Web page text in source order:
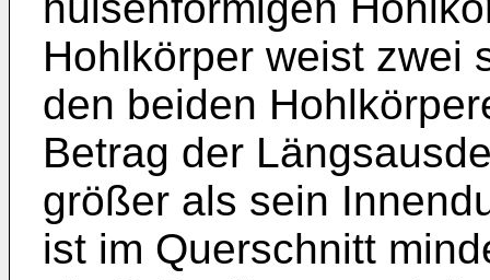
Hohlkörper weist zwei
den beiden
Betrag der
größer als sein
ist im Querschnitt